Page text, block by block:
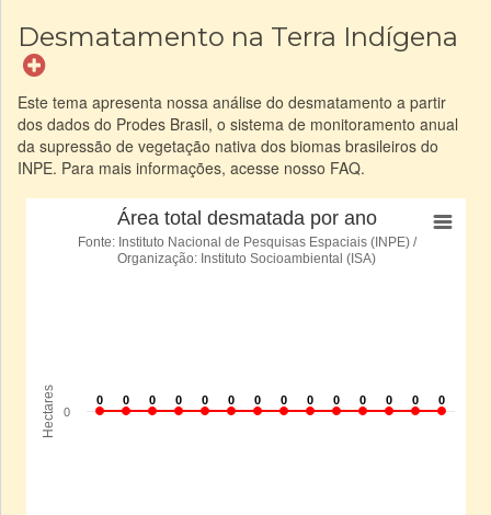
Desmatamento na Terra Indígena
Este tema apresenta nossa análise do desmatamento a partir
dos dados do Prodes Brasil, o sistema de monitoramento anual
da supressão de vegetação nativa dos biomas brasileiros do
INPE. Para mais informações, acesse nosso FAQ.